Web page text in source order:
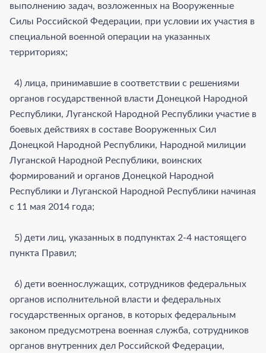
выполнению задач, возложенных на Вооруженные
Силы Российской Федерации, при условии их участия в
специальной военной операции на указанных
территориях;
4) лица, принимавшие в соответствии с решениями
органов государственной власти Донецкой Народной
Республики, Луганской Народной Республики участие в
боевых действиях в составе Вооруженных Сил
Донецкой Народной Республики, Народной милиции
Луганской Народной Республики, воинских
формирований и органов Донецкой Народной
Республики и Луганской Народной Республики начиная
с 11 мая 2014 года;
5) дети лиц, указанных в подпунктах 2-4 настоящего
пункта Правил;
6) дети военнослужащих, сотрудников федеральных
органов исполнительной власти и федеральных
государственных органов, в которых федеральным
законом предусмотрена военная служба, сотрудников
органов внутренних дел Российской Федерации,